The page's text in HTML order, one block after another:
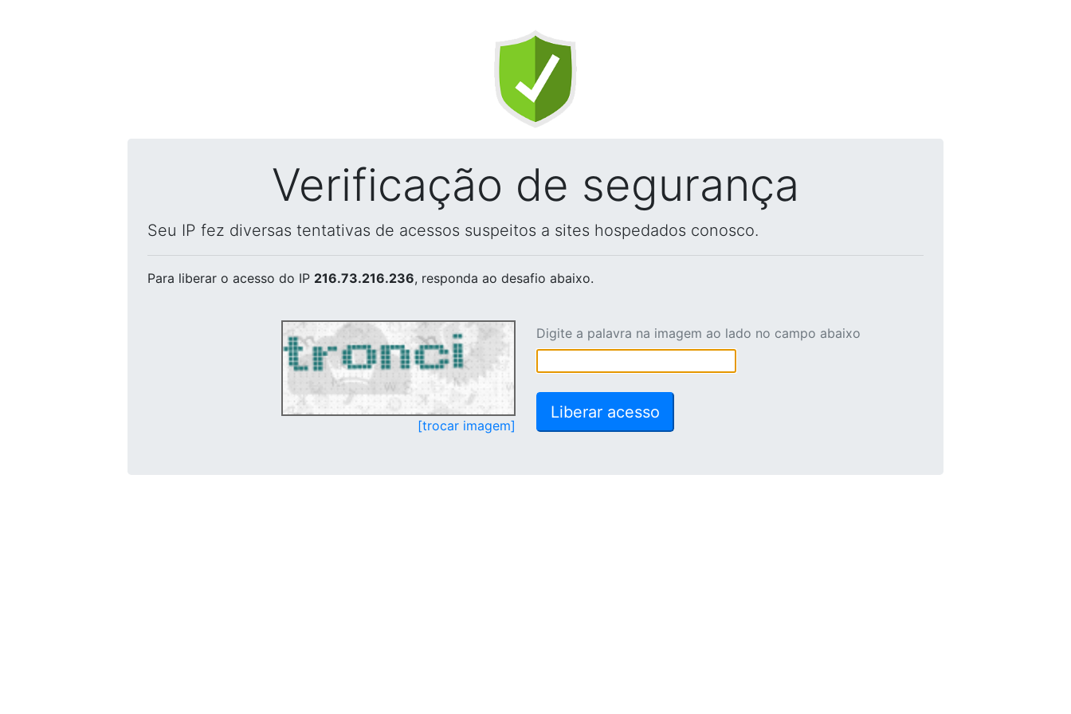
Verificação de segurança
Seu IP fez diversas tentativas de acessos suspeitos a sites hospedados conosco.
Para liberar o acesso do IP 216.73.216.236, responda ao desafio abaixo.
[trocar imagem]
Digite a palavra na imagem ao lado no campo abaixo